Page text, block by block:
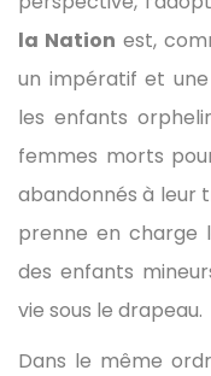
la Nation est,
un impératif et
les enfants
femmes morts
abandonnés à leur
prenne en charge
des enfants
vie sous le drapeau.
Dans le même